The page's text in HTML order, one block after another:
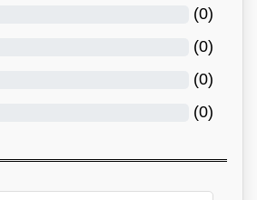
(
0
)
(
0
)
(
0
)
(
0
)